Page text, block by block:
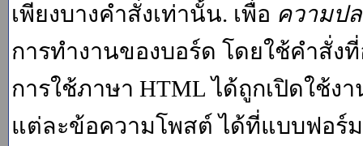
เพียงบางคำสั่งเท่านั้น. เพื่อ ความป
การทำงานของบอร์ด โดยใช้คำสั่ง
การใช้ภาษา HTML ได้ถูกเปิดใช้
แต่ละข้อความโพสต์ ได้ที่แบบฟอร์